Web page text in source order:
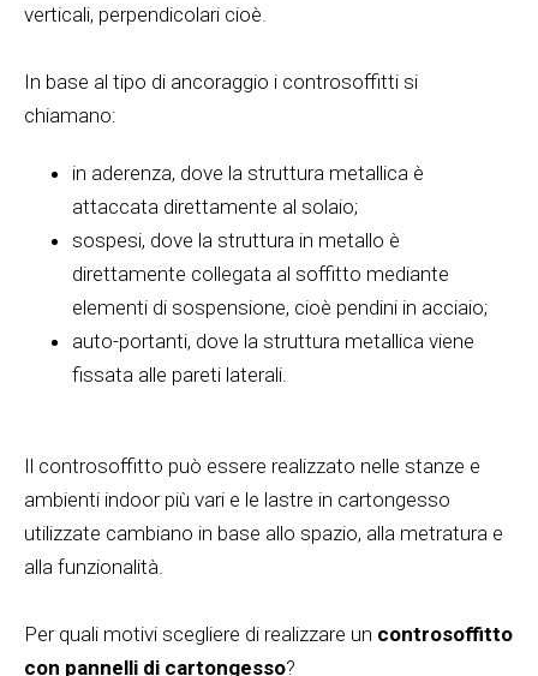
verticali, perpendicolari cioè.
In base al tipo di ancoraggio i controsoffitti si
chiamano:
in aderenza, dove la struttura metallica è
attaccata direttamente al solaio;
sospesi, dove la struttura in metallo è
direttamente collegata al soffitto mediante
elementi di sospensione, cioè pendini in acciaio;
auto-portanti, dove la struttura metallica viene
fissata alle pareti laterali.
Il controsoffitto può essere realizzato nelle stanze e
ambienti indoor più vari e le lastre in cartongesso
utilizzate cambiano in base allo spazio, alla metratura e
alla funzionalità.
Per quali motivi scegliere di realizzare un controsoffitto
con pannelli di cartongesso?